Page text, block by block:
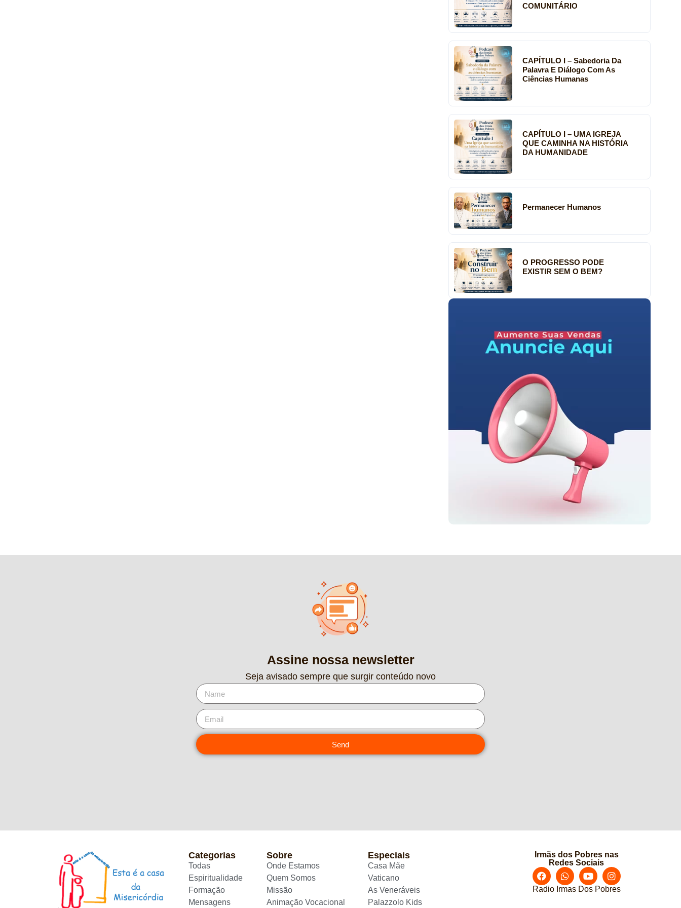
COMUNITÁRIO
CAPÍTULO I – Sabedoria Da
Palavra E Diálogo Com As
Ciências Humanas
CAPÍTULO I – UMA IGREJA
QUE CAMINHA NA HISTÓRIA
DA HUMANIDADE
Permanecer Humanos
O PROGRESSO PODE
EXISTIR SEM O BEM?
Assine nossa newsletter
Seja avisado sempre que surgir conteúdo novo
Send
Categorias
Todas
Espiritualidade
Formação
Mensagens
Sobre
Onde Estamos
Quem Somos
Missão
Animação Vocacional
Especiais
Casa Mãe
Vaticano
As Veneráveis
Palazzolo Kids
Irmãs dos Pobres nas
Redes Sociais
Radio Irmas Dos Pobres